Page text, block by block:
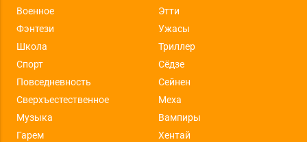
Военное
Этти
Фэнтези
Ужасы
Школа
Триллер
Спорт
Сёдзе
Повседневность
Сейнен
Сверхъестественное
Меха
Музыка
Вампиры
Гарем
Хентай